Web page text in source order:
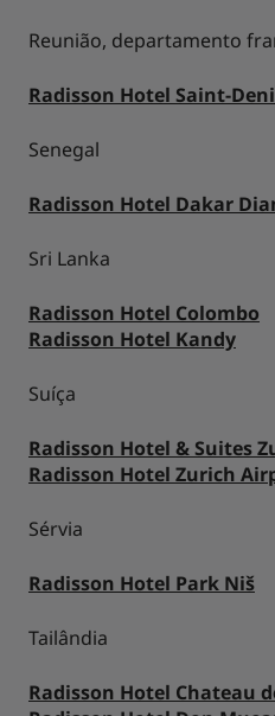
Reunião, departamento
Radisson Hotel Saint-
Senegal
Radisson Hotel Dakar
Sri Lanka
Radisson Hotel Colombo
Radisson Hotel Kandy
Suíça
Radisson Hotel & Suites
Radisson Hotel Zurich
Sérvia
Radisson Hotel Park Niš
Tailândia
Radisson Hotel Chateau